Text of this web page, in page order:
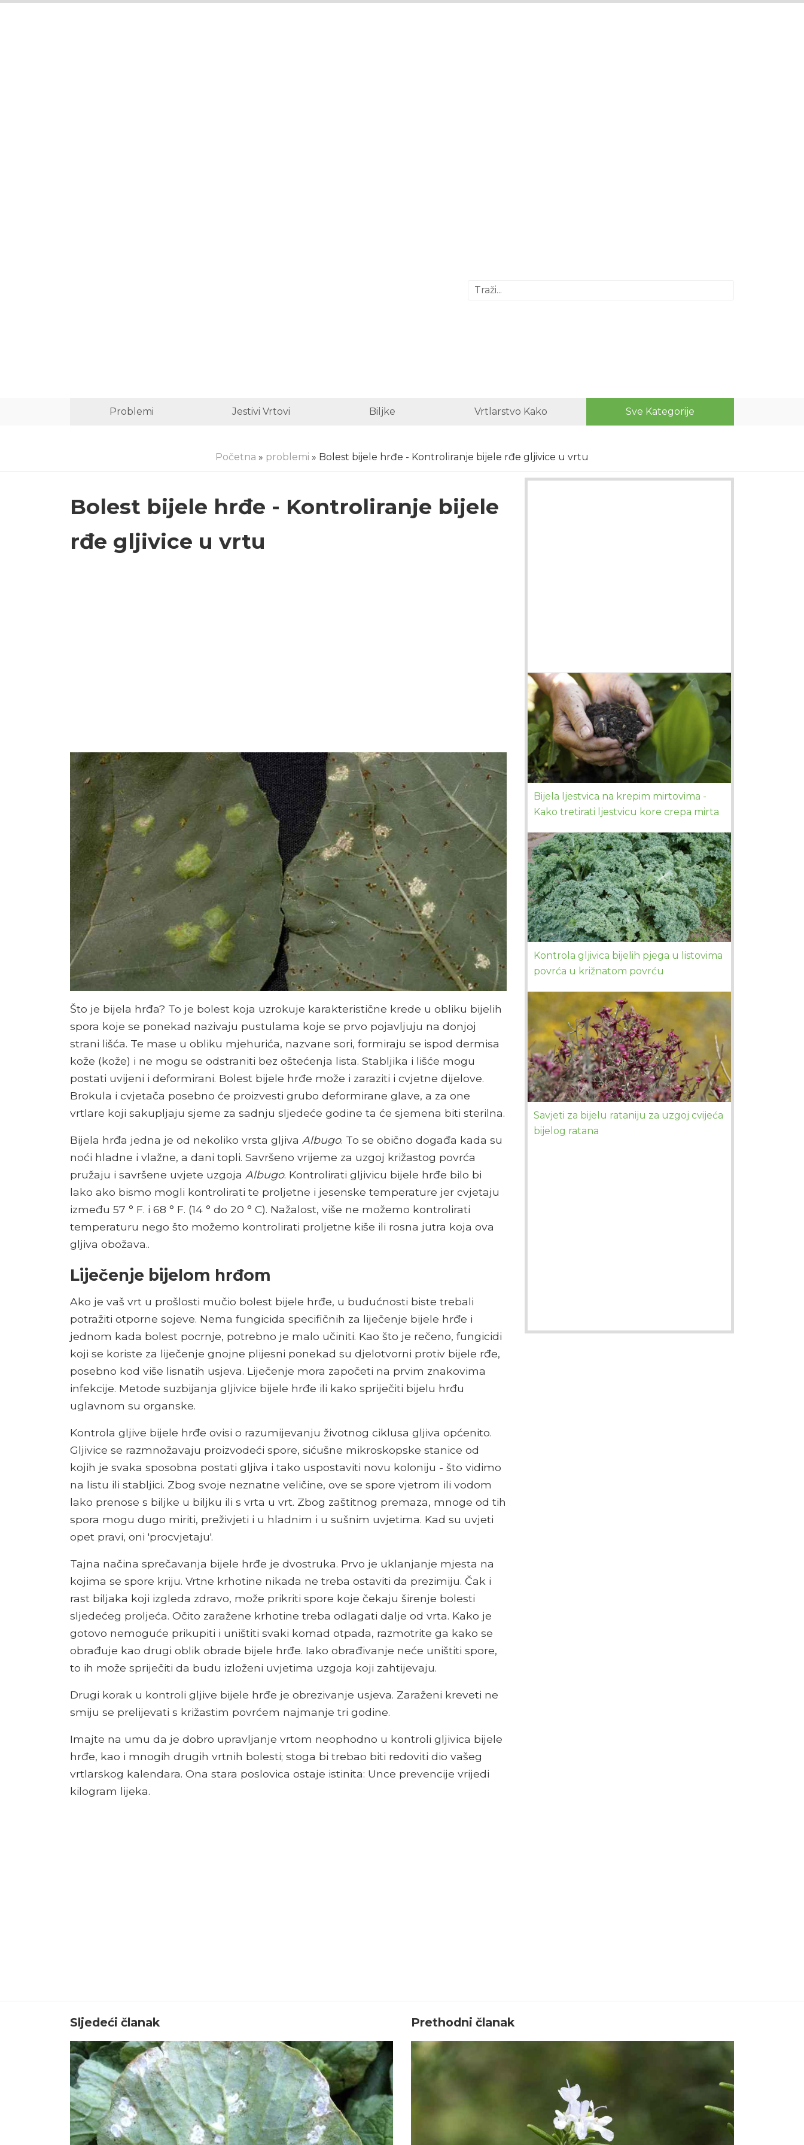
Problemi Jestivi Vrtovi Biljke Vrtlarstvo Kako Sve Kategorije
Početna » problemi » Bolest bijele hrđe - Kontroliranje bijele rđe gljivice u vrtu
Bolest bijele hrđe - Kontroliranje bijele
rđe gljivice u vrtu
Što je bijela hrđa? To je bolest koja uzrokuje karakteristične krede u obliku bijelih
spora koje se ponekad nazivaju pustulama koje se prvo pojavljuju na donjoj
strani lišća. Te mase u obliku mjehurića, nazvane sori, formiraju se ispod dermisa
kože (kože) i ne mogu se odstraniti bez oštećenja lista. Stabljika i lišće mogu
postati uvijeni i deformirani. Bolest bijele hrđe može i zaraziti i cvjetne dijelove.
Brokula i cvjetača posebno će proizvesti grubo deformirane glave, a za one
vrtlare koji sakupljaju sjeme za sadnju sljedeće godine ta će sjemena biti sterilna.
Bijela hrđa jedna je od nekoliko vrsta gljiva Albugo. To se obično događa kada su
noći hladne i vlažne, a dani topli. Savršeno vrijeme za uzgoj križastog povrća
pružaju i savršene uvjete uzgoja Albugo. Kontrolirati gljivicu bijele hrđe bilo bi
lako ako bismo mogli kontrolirati te proljetne i jesenske temperature jer cvjetaju
između 57 ° F. i 68 ° F. (14 ° do 20 ° C). Nažalost, više ne možemo kontrolirati
temperaturu nego što možemo kontrolirati proljetne kiše ili rosna jutra koja ova
gljiva obožava..
Liječenje bijelom hrđom
Ako je vaš vrt u prošlosti mučio bolest bijele hrđe, u budućnosti biste trebali
potražiti otporne sojeve. Nema fungicida specifičnih za liječenje bijele hrđe i
jednom kada bolest pocrnje, potrebno je malo učiniti. Kao što je rečeno, fungicidi
koji se koriste za liječenje gnojne plijesni ponekad su djelotvorni protiv bijele rđe,
posebno kod više lisnatih usjeva. Liječenje mora započeti na prvim znakovima
infekcije. Metode suzbijanja gljivice bijele hrđe ili kako spriječiti bijelu hrđu
uglavnom su organske.
Kontrola gljive bijele hrđe ovisi o razumijevanju životnog ciklusa gljiva općenito.
Gljivice se razmnožavaju proizvodeći spore, sićušne mikroskopske stanice od
kojih je svaka sposobna postati gljiva i tako uspostaviti novu koloniju - što vidimo
na listu ili stabljici. Zbog svoje neznatne veličine, ove se spore vjetrom ili vodom
lako prenose s biljke u biljku ili s vrta u vrt. Zbog zaštitnog premaza, mnoge od tih
spora mogu dugo miriti, preživjeti i u hladnim i u sušnim uvjetima. Kad su uvjeti
opet pravi, oni 'procvjetaju'.
Tajna načina sprečavanja bijele hrđe je dvostruka. Prvo je uklanjanje mjesta na
kojima se spore kriju. Vrtne krhotine nikada ne treba ostaviti da prezimiju. Čak i
rast biljaka koji izgleda zdravo, može prikriti spore koje čekaju širenje bolesti
sljedećeg proljeća. Očito zaražene krhotine treba odlagati dalje od vrta. Kako je
gotovo nemoguće prikupiti i uništiti svaki komad otpada, razmotrite ga kako se
obrađuje kao drugi oblik obrade bijele hrđe. Iako obrađivanje neće uništiti spore,
to ih može spriječiti da budu izloženi uvjetima uzgoja koji zahtijevaju.
Drugi korak u kontroli gljive bijele hrđe je obrezivanje usjeva. Zaraženi kreveti ne
smiju se prelijevati s križastim povrćem najmanje tri godine.
Imajte na umu da je dobro upravljanje vrtom neophodno u kontroli gljivica bijele
hrđe, kao i mnogih drugih vrtnih bolesti; stoga bi trebao biti redoviti dio vašeg
vrtlarskog kalendara. Ona stara poslovica ostaje istinita: Unce prevencije vrijedi
kilogram lijeka.
Bijela ljestvica na krepim mirtovima -
Kako tretirati ljestvicu kore crepa mirta
Kontrola gljivica bijelih pjega u listovima
povrća u križnatom povrću
Savjeti za bijelu rataniju za uzgoj cvijeća
bijelog ratana
Sljedeći članak Prethodni članak